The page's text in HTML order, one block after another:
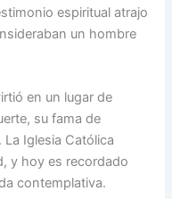
espiritual atrajo
un hombre
en un lugar de
su fama de
Iglesia Católica
y hoy es recordado
contemplativa.